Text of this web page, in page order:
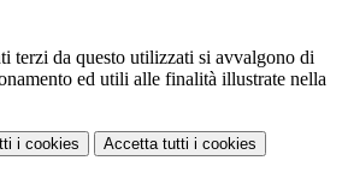
terzi da questo utilizzati si avvalgono di
ed utili alle finalità illustrate nella
i cookies Accetta tutti i cookies